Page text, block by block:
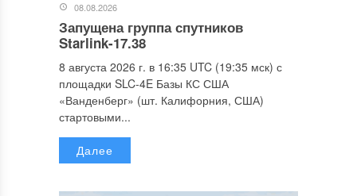
08.08.2026
Запущена группа спутников
Starlink-17.38
8 августа 2026 г. в 16:35 UTC (19:35 мск) с
площадки SLC-4E Базы КС США
«Ванденберг» (шт. Калифорния, США)
стартовыми...
Далее